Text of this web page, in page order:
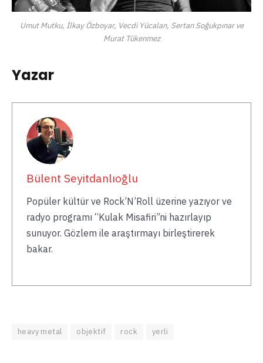
Umut Mutku, İlkay Özboyar, Vecdi Yücalan, Sertan Soğukpınar ve
Murat Tükenmez
Yazar
Bülent Seyitdanlıoğlu
Popüler kültür ve Rock’N’Roll üzerine yazıyor ve
radyo programı “Kulak Misafiri”ni hazırlayıp
sunuyor. Gözlem ile araştırmayı birleştirerek
bakar.
heavy metal objektif rock yerli